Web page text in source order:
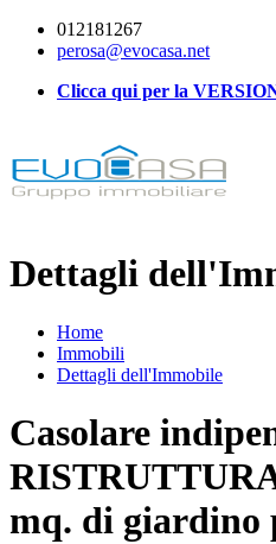
012181267
perosa@evocasa.net
Clicca qui per la
Dettagli
Home
Immobili
Dettagli dell'Immobile
Casolare
mq. di giardino